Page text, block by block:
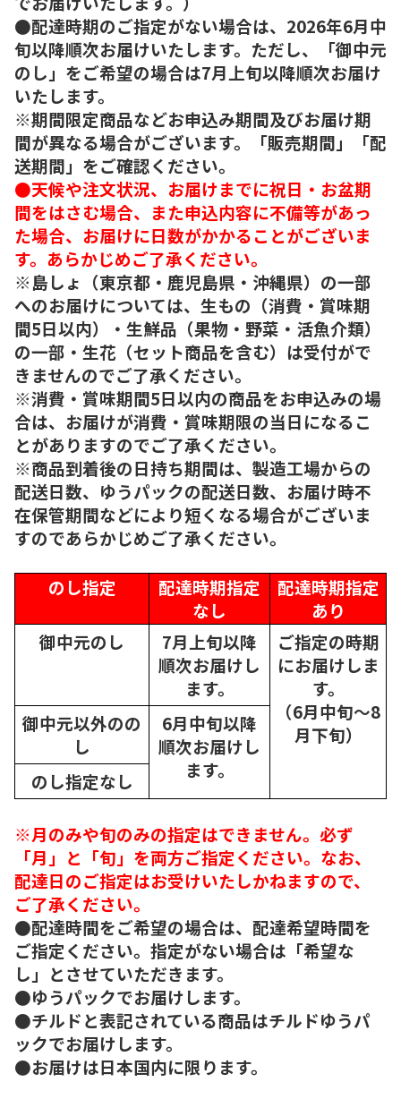
●配達時期のご指定がない場合は、2026年6月中
旬以降順次お届けいたします。ただし、「御中元
のし」をご希望の場合は7月上旬以降順次お届け
いたします。
※期間限定商品などお申込み期間及びお届け期
間が異なる場合がございます。「販売期間」「配
送期間」をご確認ください。
●天候や注文状況、お届けまでに祝日・お盆期
間をはさむ場合、また申込内容に不備等があっ
た場合、お届けに日数がかかることがございま
す。あらかじめご了承ください。
※島しょ（東京都・鹿児島県・沖縄県）の一部
へのお届けについては、生もの（消費・賞味期
間5日以内）・生鮮品（果物・野菜・活魚介類）
の一部・生花（セット商品を含む）は受付がで
きませんのでご了承ください。
※消費・賞味期間5日以内の商品をお申込みの場
合は、お届けが消費・賞味期限の当日になるこ
とがありますのでご了承ください。
※商品到着後の日持ち期間は、製造工場からの
配送日数、ゆうパックの配送日数、お届け時不
在保管期間などにより短くなる場合がございま
すのであらかじめご了承ください。
のし指定
配達時期指定
なし
配達時期指定
あり
御中元のし
7月上旬以降
順次お届けし
ます。
ご指定の時期
にお届けしま
す。
（6月中旬～8
月下旬）
御中元以外のの
し
6月中旬以降
順次お届けし
ます。
のし指定なし
※月のみや旬のみの指定はできません。必ず
「月」と「旬」を両方ご指定ください。なお、
配達日のご指定はお受けいたしかねますので、
ご了承ください。
●配達時間をご希望の場合は、配達希望時間を
ご指定ください。指定がない場合は「希望な
し」とさせていただきます。
●ゆうパックでお届けします。
●チルドと表記されている商品はチルドゆうパ
ックでお届けします。
●お届けは日本国内に限ります。